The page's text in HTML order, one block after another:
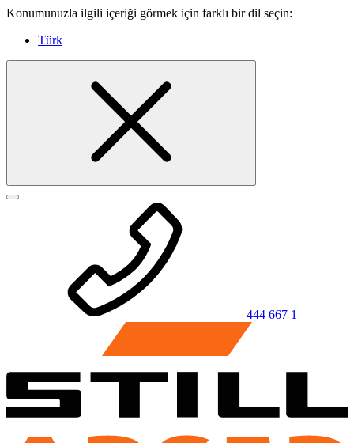
Konumunuzla ilgili içeriği görmek için farklı bir dil seçin:
Türk
444 667 1